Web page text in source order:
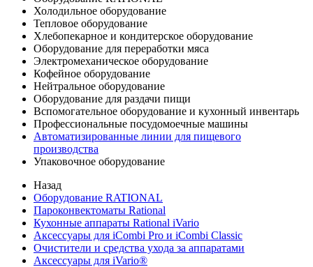
Холодильное оборудование
Тепловое оборудование
Хлебопекарное и кондитерское оборудование
Оборудование для переработки мяса
Электромеханическое оборудование
Кофейное оборудование
Нейтральное оборудование
Оборудование для раздачи пищи
Вспомогательное оборудование и кухонный инвентарь
Профессиональные посудомоечные машины
Автоматизированные линии для пищевого
производства
Упаковочное оборудование
Назад
Оборудование RATIONAL
Пароконвектоматы Rational
Кухонные аппараты Rational iVario
Аксессуары для iCombi Pro и iCombi Classic
Очистители и средства ухода за аппаратами
Аксессуары для iVario®